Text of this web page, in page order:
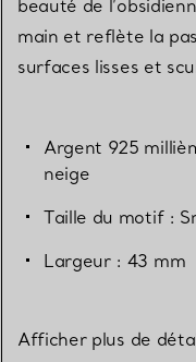
beauté de
main et reflète la
surfaces lisses et
Argent 925
neige
Taille du motif :
Largeur : 43 mm
Afficher plus de